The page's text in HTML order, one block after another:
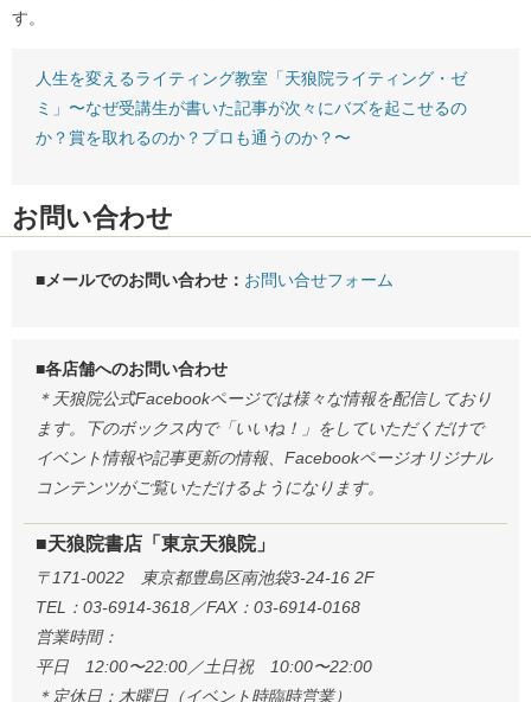
す。
人生を変えるライティング教室「天狼院ライティング・ゼ
ミ」〜なぜ受講生が書いた記事が次々にバズを起こせるの
か？賞を取れるのか？プロも通うのか？〜
お問い合わせ
■メールでのお問い合わせ： お問い合せフォーム
■各店舗へのお問い合わせ
＊天狼院公式Facebookページでは様々な情報を配信しており
ます。下のボックス内で「いいね！」をしていただくだけで
イベント情報や記事更新の情報、Facebookページオリジナル
コンテンツがご覧いただけるようになります。
■天狼院書店「東京天狼院」
〒171-0022 東京都豊島区南池袋3-24-16 2F
TEL：03-6914-3618／FAX：03-6914-0168
営業時間：
平日 12:00〜22:00／土日祝 10:00〜22:00
＊定休日：木曜日（イベント時臨時営業）